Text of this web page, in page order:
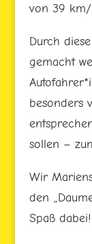
von 39
Durch
gemacht
besonders
sollen –
Wir
den
Spaß dabei!